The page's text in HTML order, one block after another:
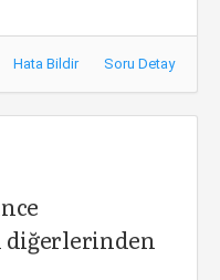
Hata Bildir Soru Detay
diğerlerinden